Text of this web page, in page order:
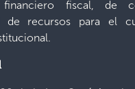
financiero fiscal, de
de recursos para el